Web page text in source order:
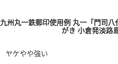
九州丸一鉄郵印使用例 丸一「門司
がき 小倉発淡路
ヤケやや強い